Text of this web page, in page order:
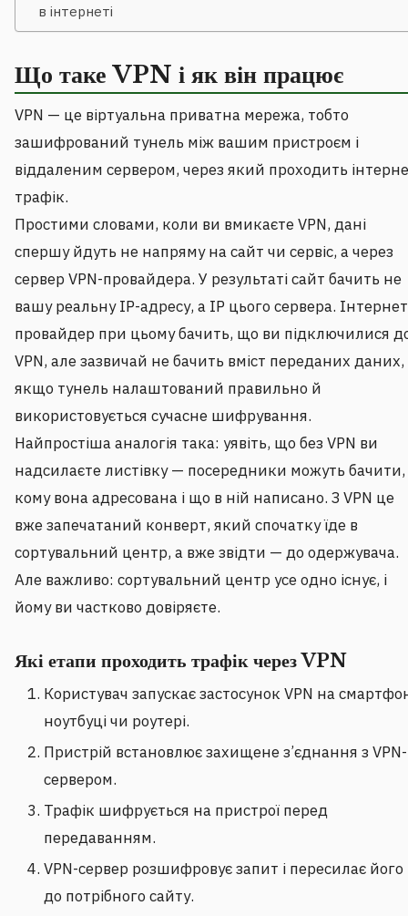
в інтернеті
Що таке VPN і як він працює
VPN — це віртуальна приватна мережа, тобто
зашифрований тунель між вашим пристроєм і
віддаленим сервером, через який проходить
трафік.
Простими словами, коли ви вмикаєте VPN, дані
спершу йдуть не напряму на сайт чи сервіс, а через
сервер VPN-провайдера. У результаті сайт бачить не
вашу реальну IP-адресу, а IP цього сервера.
провайдер при цьому бачить, що ви підключилися
VPN, але зазвичай не бачить вміст переданих даних,
якщо тунель налаштований правильно й
використовується сучасне шифрування.
Найпростіша аналогія така: уявіть, що без VPN ви
надсилаєте листівку — посередники можуть бачити,
кому вона адресована і що в ній написано. З VPN це
вже запечатаний конверт, який спочатку їде в
сортувальний центр, а вже звідти — до одержувача.
Але важливо: сортувальний центр усе одно існує, і
йому ви частково довіряєте.
Які етапи проходить трафік через VPN
Користувач запускає застосунок VPN на
ноутбуці чи роутері.
Пристрій встановлює захищене з’єднання з VPN-
сервером.
Трафік шифрується на пристрої перед
передаванням.
VPN-сервер розшифровує запит і пересилає його
до потрібного сайту.